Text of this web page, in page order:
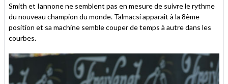
Smith et Iannone ne semblent pas en mesure de suivre le rythme
du nouveau champion du monde. Talmacsi apparaît à la 8ème
position et sa machine semble couper de temps à autre dans les
courbes.